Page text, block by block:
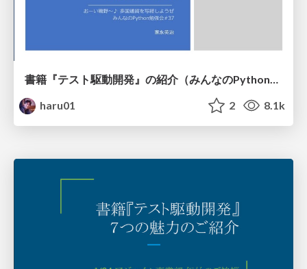
書籍『テスト駆動開発』の紹介（みんなのPython勉強会#37 の発表資料）
haru01
2 8.1k